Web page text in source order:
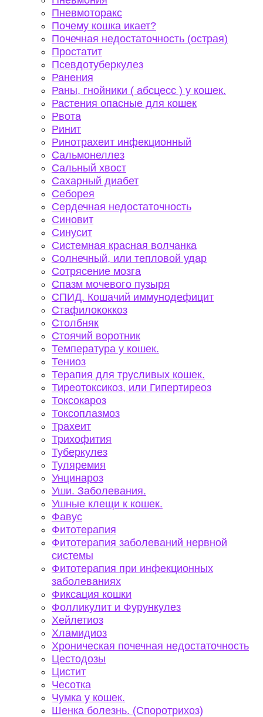
Пневмоторакс
Почему кошка икает?
Почечная недостаточность (острая)
Простатит
Псевдотуберкулез
Ранения
Раны, гнойники ( абсцесс ) у кошек.
Растения опасные для кошек
Рвота
Ринит
Ринотрахеит инфекционный
Сальмонеллез
Сальный хвост
Сахарный диабет
Себорея
Сердечная недостаточность
Синовит
Синусит
Системная красная волчанка
Солнечный, или тепловой удар
Сотрясение мозга
Спазм мочевого пузыря
СПИД. Кошачий иммунодефицит
Стафилококкоз
Столбняк
Стоячий воротник
Температура у кошек.
Тениоз
Терапия для трусливых кошек.
Тиреотоксикоз, или Гипертиреоз
Токсокароз
Токсоплазмоз
Трахеит
Трихофития
Туберкулез
Туляремия
Унцинароз
Уши. Заболевания.
Ушные клещи к кошек.
Фавус
Фитотерапия
Фитотерапия заболеваний нервной
системы
Фитотерапия при инфекционных
заболеваниях
Фиксация кошки
Фолликулит и Фурункулез
Хейлетиоз
Хламидиоз
Хроническая почечная недостаточность
Цестодозы
Цистит
Чесотка
Чумка у кошек.
Шенка болезнь. (Споротрихоз)